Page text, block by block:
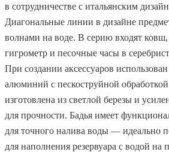
в сотрудничестве с итальянским
Диагональные линии в дизайне
волнами на воде. В серию входят ковш,
гигрометр и песочные часы в
При создании аксессуаров
алюминий с пескоструйной
изготовлена из светлой березы и
для прочности. Бадья имеет
для точного налива воды — идеально
для наполнения резервуара с водой на